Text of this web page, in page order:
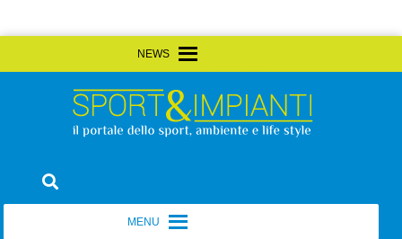
to
Sport&Impianti